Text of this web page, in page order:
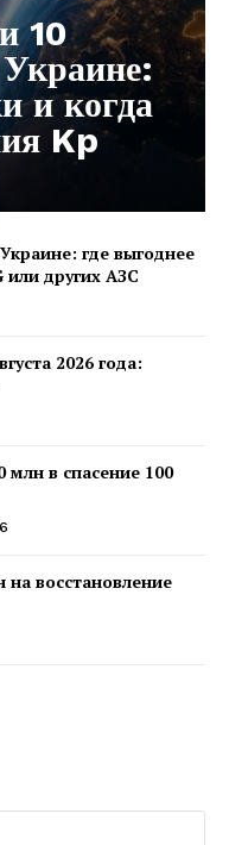
10
и когда
Kp
где выгоднее
или других АЗС
2026 года:
в спасение 100
восстановление